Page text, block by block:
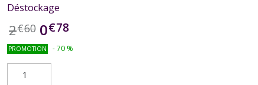
Déstockage
2€60 0€78
PROMOTION -70 %